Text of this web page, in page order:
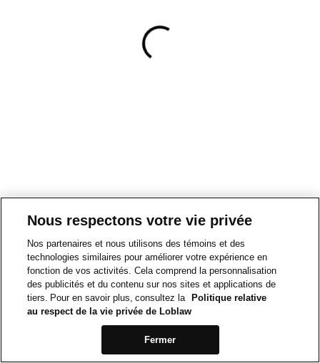
Nous respectons votre vie privée
Nos partenaires et nous utilisons des témoins et des
technologies similaires pour améliorer votre expérience en
fonction de vos activités. Cela comprend la personnalisation
des publicités et du contenu sur nos sites et applications de
tiers. Pour en savoir plus, consultez la
Politique relative
au respect de la vie privée de Loblaw
Fermer